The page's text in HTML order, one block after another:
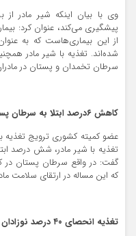
وی با بیان اینکه شیر مادر از
پیشگیری می‌کند، عنوان کرد:
از این بیماری‌هاست که به
شده‌اند. تغذیه با شیر مادر
سرطان تخمدان و پستان در
کاهش ۶درصد ابتلا به سرطان پستان به ازای هر یک سال شیردهی
عضو کمیته کشوری ترویج تغذیه
تغذیه با شیر مادر، شش درصد
گفت: در واقع سرطان پستان در
که این مساله در ارتقای سلامت
تغذیه انحصای ۴۰ درصد نوزادان با شیر مادر